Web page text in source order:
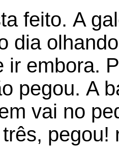
feito. A
dia
ir embora.
pegou. A
vai no